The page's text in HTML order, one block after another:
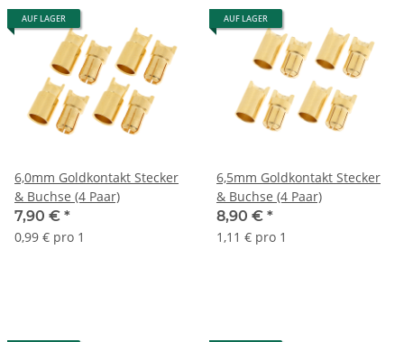
AUF LAGER
6,0mm Goldkontakt Stecker
& Buchse (4 Paar)
7,90 € *
0,99 € pro 1
AUF LAGER
6,5mm Goldkontakt Stecker
& Buchse (4 Paar)
8,90 € *
1,11 € pro 1